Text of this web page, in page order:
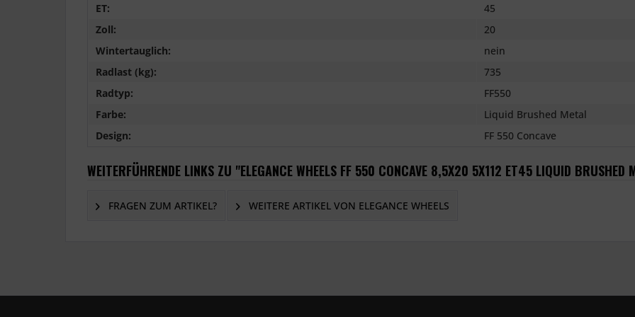
ET:
45
Zoll:
20
Wintertauglich:
nein
Radlast (kg):
735
Radtyp:
FF550
Farbe:
Liquid Brushed Metal
Design:
FF 550 Concave
WEITERFÜHRENDE LINKS ZU "ELEGANCE WHEELS FF 550 CONCAVE 8,5X20 5X112 ET45 LIQUID BRUSHED
FRAGEN ZUM ARTIKEL? WEITERE ARTIKEL VON ELEGANCE WHEELS